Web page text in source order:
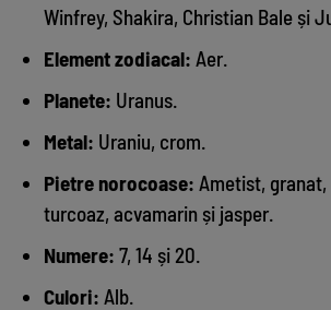
Winfrey, Shakira, Christian Bale și
Element zodiacal: Aer.
Planete: Uranus.
Metal: Uraniu, crom.
Pietre norocoase: Ametist,
turcoaz, acvamarin și jasper.
Numere: 7, 14 și 20.
Culori: Alb.